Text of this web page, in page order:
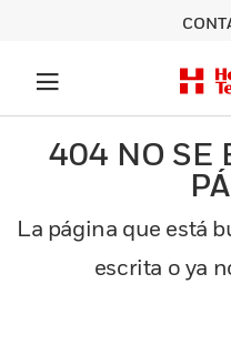
404 NO SE
La página que está
escrita o ya